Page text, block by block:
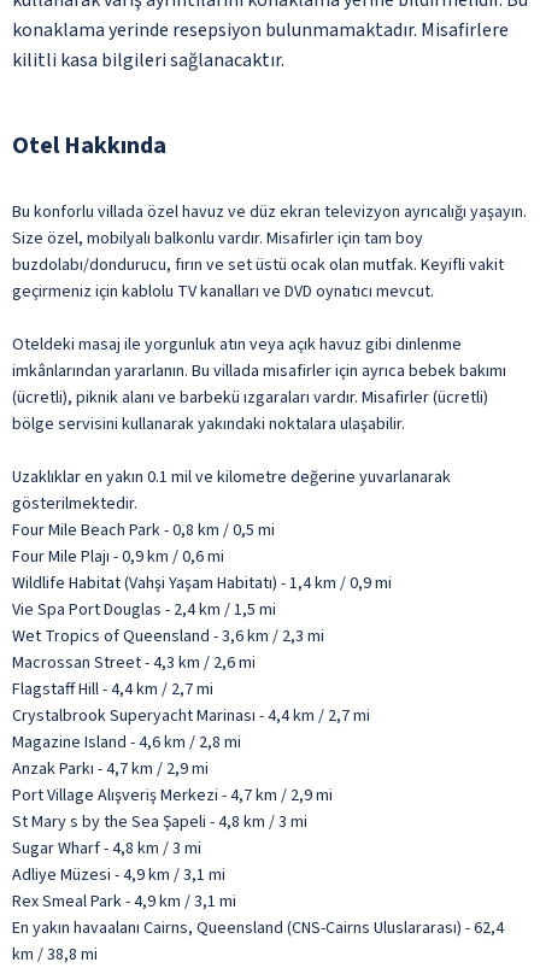
konaklama yerinde resepsiyon bulunmamaktadır. Misafirlere
kilitli kasa bilgileri sağlanacaktır.
Otel Hakkında
Bu konforlu villada özel havuz ve düz ekran televizyon ayrıcalığı yaşayın.
Size özel, mobilyalı balkonlu vardır. Misafirler için tam boy
buzdolabı/dondurucu, fırın ve set üstü ocak olan mutfak. Keyifli vakit
geçirmeniz için kablolu TV kanalları ve DVD oynatıcı mevcut.
Oteldeki masaj ile yorgunluk atın veya açık havuz gibi dinlenme
imkânlarından yararlanın. Bu villada misafirler için ayrıca bebek bakımı
(ücretli), piknik alanı ve barbekü ızgaraları vardır. Misafirler (ücretli)
bölge servisini kullanarak yakındaki noktalara ulaşabilir.
Uzaklıklar en yakın 0.1 mil ve kilometre değerine yuvarlanarak
gösterilmektedir.
Four Mile Beach Park - 0,8 km / 0,5 mi
Four Mile Plajı - 0,9 km / 0,6 mi
Wildlife Habitat (Vahşi Yaşam Habitatı) - 1,4 km / 0,9 mi
Vie Spa Port Douglas - 2,4 km / 1,5 mi
Wet Tropics of Queensland - 3,6 km / 2,3 mi
Macrossan Street - 4,3 km / 2,6 mi
Flagstaff Hill - 4,4 km / 2,7 mi
Crystalbrook Superyacht Marinası - 4,4 km / 2,7 mi
Magazine Island - 4,6 km / 2,8 mi
Anzak Parkı - 4,7 km / 2,9 mi
Port Village Alışveriş Merkezi - 4,7 km / 2,9 mi
St Mary s by the Sea Şapeli - 4,8 km / 3 mi
Sugar Wharf - 4,8 km / 3 mi
Adliye Müzesi - 4,9 km / 3,1 mi
Rex Smeal Park - 4,9 km / 3,1 mi
En yakın havaalanı Cairns, Queensland (CNS-Cairns Uluslararası) - 62,4
km / 38,8 mi